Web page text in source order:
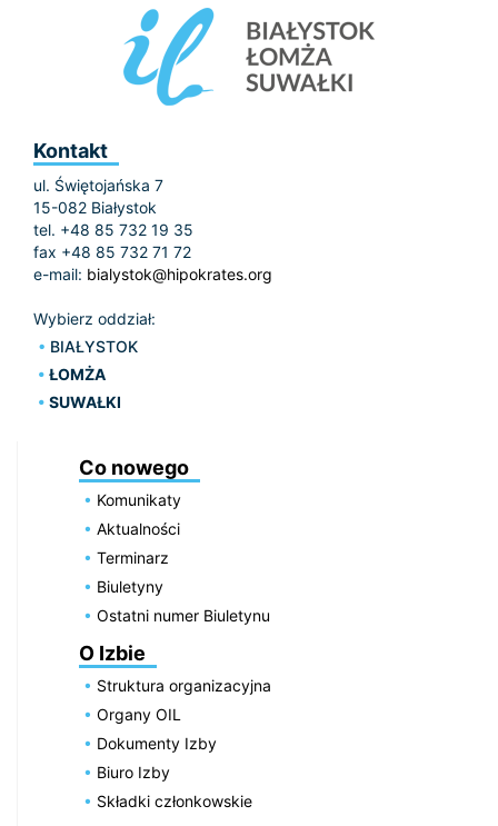
Kontakt
ul. Świętojańska 7
15-082 Białystok
tel. +48 85 732 19 35
fax +48 85 732 71 72
e-mail: bialystok@hipokrates.org
Wybierz oddział:
BIAŁYSTOK
ŁOMŻA
SUWAŁKI
Co nowego
Komunikaty
Aktualności
Terminarz
Biuletyny
Ostatni numer Biuletynu
O Izbie
Struktura organizacyjna
Organy OIL
Dokumenty Izby
Biuro Izby
Składki członkowskie